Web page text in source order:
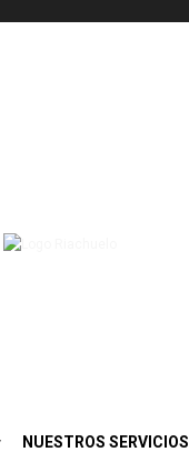
NUESTROS SERVICIOS